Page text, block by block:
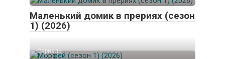
Маленький домик в прериях (сезон
1) (2026)
Сериалы